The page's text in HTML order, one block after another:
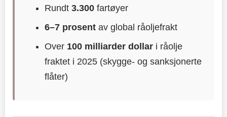
Rundt3.300 fartøyer
6–7 prosent av global råoljefrakt
Over 100 milliarder dollar i råolje
fraktet i 2025 (skygge- og sanksjonerte
flåter)